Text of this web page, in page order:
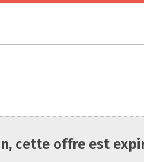
cette offre est